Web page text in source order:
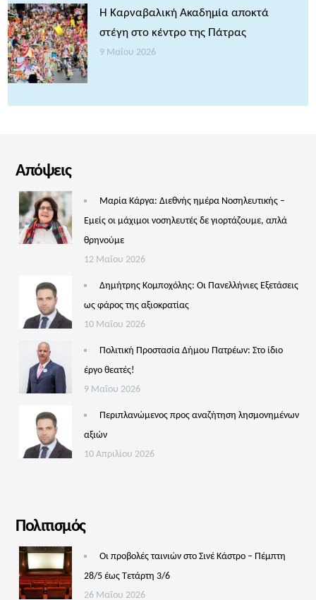
Η Καρναβαλική Ακαδημία αποκτά
στέγη στο κέντρο της Πάτρας
9 Μαΐου 2026
Απόψεις
Μαρία Κάργα: Διεθνής ημέρα Νοσηλευτικής –
Εμείς οι μάχιμοι νοσηλευτές δε γιορτάζουμε, απλά
θρηνούμε
12 Μαΐου 2026
Δημήτρης Κομποχόλης: Οι Πανελλήνιες Εξετάσεις
ως φάρος της αξιοκρατίας
10 Μαΐου 2026
Πολιτική Προστασία Δήμου Πατρέων: Στο ίδιο
έργο θεατές!
9 Μαΐου 2026
Περιπλανώμενος προς αναζήτηση λησμονημένων
αξιών
10 Απριλίου 2026
Πολιτισμός
Οι προβολές ταινιών στο Σινέ Κάστρο – Πέμπτη
28/5 έως Τετάρτη 3/6
26 Μαΐου 2026